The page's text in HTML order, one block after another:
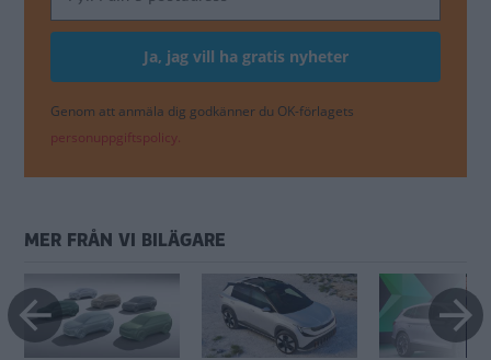
Genom att anmäla dig godkänner du OK-förlagets
personuppgiftspolicy.
MER FRÅN VI BILÄGARE